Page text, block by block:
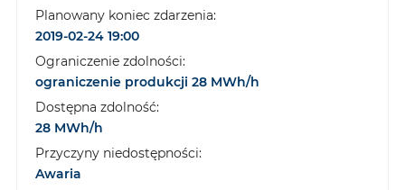
Planowany koniec zdarzenia:
2019-02-24 19:00
Ograniczenie zdolności:
ograniczenie produkcji 28 MWh/h
Dostępna zdolność:
28 MWh/h
Przyczyny niedostępności:
Awaria